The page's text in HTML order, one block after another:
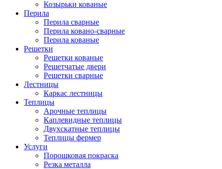
Козырьки кованые
Перила
Перила сварные
Перила ковано-сварные
Перила кованые
Решетки
Решетки кованые
Решетчатые двери
Решетки сварные
Лестницы
Каркас лестницы
Теплицы
Арочные теплицы
Каплевидные теплицы
Двухскатные теплицы
Теплицы фермер
Услуги
Порошковая покраска
Резка металла